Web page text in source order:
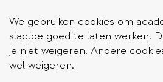
We gebruiken cookies om
slac.be goed te laten werken.
je niet weigeren. Andere
wel weigeren.